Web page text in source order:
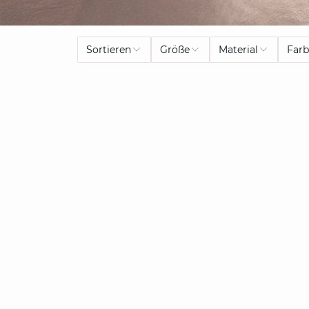
Sortieren Größe Material